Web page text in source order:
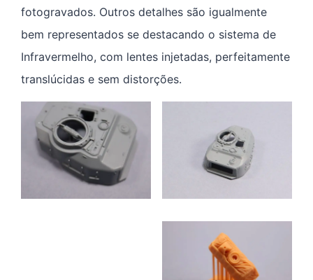
fotogravados. Outros detalhes são igualmente
bem representados se destacando o sistema de
Infravermelho, com lentes injetadas, perfeitamente
translúcidas e sem distorções.